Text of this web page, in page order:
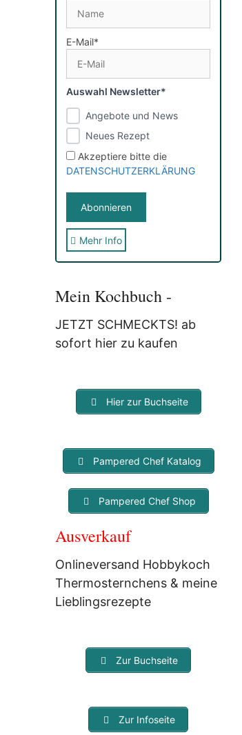
E-Mail*
Auswahl Newsletter*
Angebote und News
Neues Rezept
Akzeptiere bitte die
DATENSCHUTZERKLÄRUNG
Sie erhalten nach der
Mit der Nutzung dieses
der Speicherung und
Verarbeitung Deiner Daten
werdenNICHTan Dritte
weitergegeben und dienen nur
für diesen Service!
Mehr Info
Mein Kochbuch -
JETZT SCHMECKTS! ab
sofort hier zu kaufen
Hier zur Buchseite
Pampered Chef Katalog
Pampered Chef Shop
Ausverkauf
Onlineversand Hobbykoch
Thermosternchens & meine
Lieblingsrezepte
Zur Buchseite
Zur Infoseite